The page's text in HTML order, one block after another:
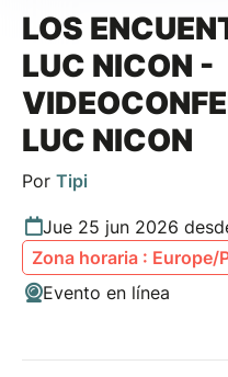
LOS
LUC NICON -
LUC NICON
Por Tipi
Jue 25 jun 2026
Zona horaria : Europe/
Evento en línea